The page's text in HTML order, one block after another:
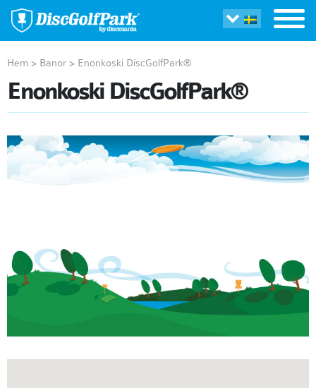
Hem > Banor > Enonkoski DiscGolfPark®
Enonkoski DiscGolfPark®